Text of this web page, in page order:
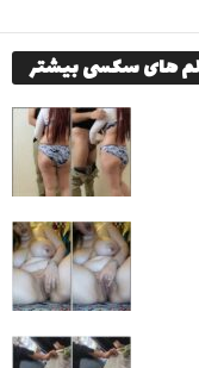
های سکسی بیشتر